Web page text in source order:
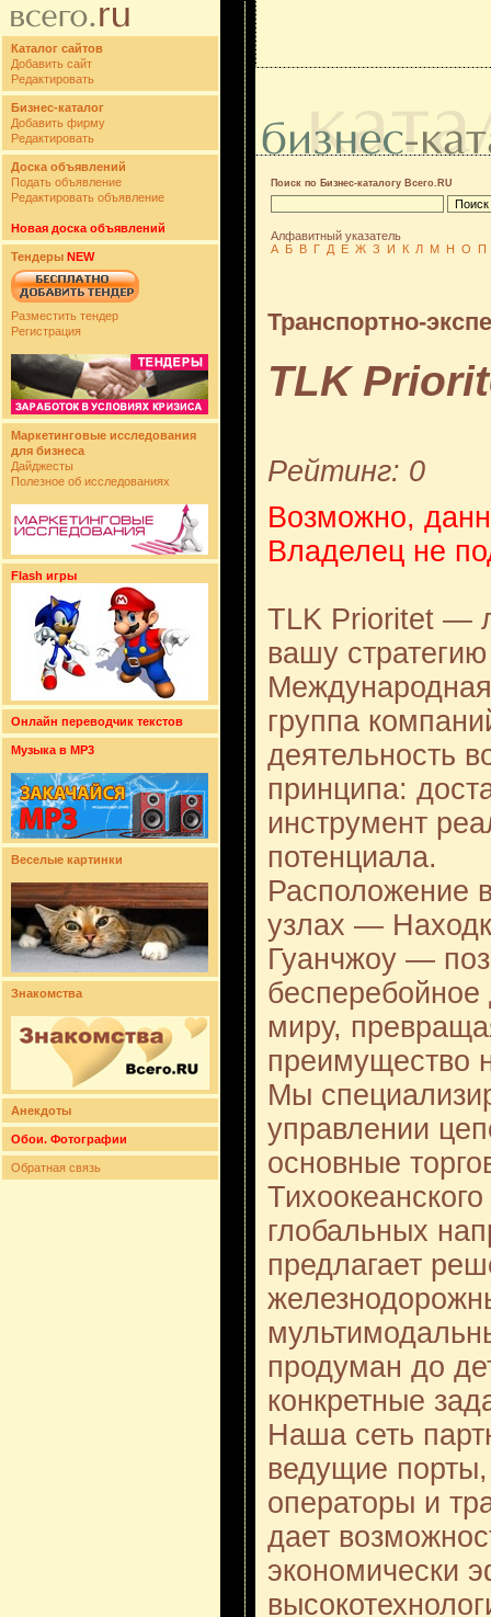
Каталог сайтов
Добавить сайт
Редактировать
Бизнес-каталог
Добавить фирму
Редактировать
Доска объявлений
Подать объявление
Редактировать объявление
Новая доска объявлений
Тендеры NEW
Разместить тендер
Регистрация
Маркетинговые исследования
для бизнеса
Дайджесты
Полезное об исследованиях
Flash игры
Онлайн переводчик текстов
Музыка в MP3
Веселые картинки
Знакомства
Анекдоты
Обои. Фотографии
Обратная связь
Поиск по Бизнес-каталогу Всего.RU
Алфавитный указатель
А Б В Г Д Е Ж З И К Л М Н О П
Транспортно-
TLK
Рейтинг: 0
Возможно,
Владелец не
TLK Prioritet —
вашу стратегию
Международная
группа
деятельность
принципа:
инструмент
потенциала.
Расположение
узлах —
Гуанчжоу —
бесперебойное
миру,
преимущество
Мы
управлении
основные
глобальных
предлагает
продуман до
конкретные
Наша сеть
ведущие
операторы и
дает
экономически